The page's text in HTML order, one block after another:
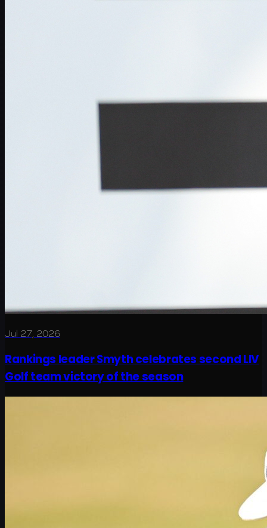
Jul 27, 2026
Rankings leader Smyth celebrates second LIV
Golf team victory of the season